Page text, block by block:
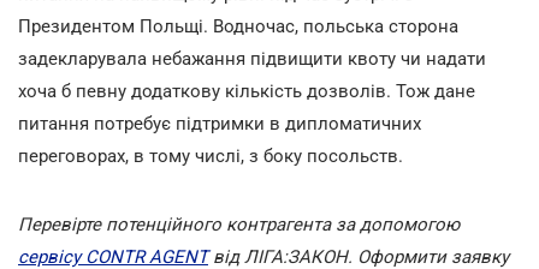
Президентом Польщі. Водночас, польська сторона
задекларувала небажання підвищити квоту чи надати
хоча б певну додаткову кількість дозволів. Тож дане
питання потребує підтримки в дипломатичних
переговорах, в тому числі, з боку посольств.
Перевірте потенційного контрагента за допомогою
сервісу CONTR AGENTвід ЛІГА:ЗАКОН. Оформити заявку